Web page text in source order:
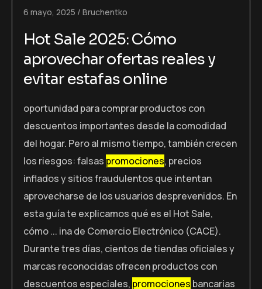
6 mayo, 2025 Bruchentko
Hot Sale 2025: Cómo
aprovechar ofertas reales y
evitar estafas online
oportunidad para comprar productos con
descuentos importantes desde la comodidad
del hogar. Pero al mismo tiempo, también crecen
los riesgos: falsas promociones, precios
inflados y sitios fraudulentos que intentan
aprovecharse de los usuarios desprevenidos. En
esta guía te explicamos qué es el Hot Sale,
cómo ... ina de Comercio Electrónico (CACE).
Durante tres días, cientos de tiendas oficiales y
marcas reconocidas ofrecen productos con
descuentos especiales, promociones bancarias